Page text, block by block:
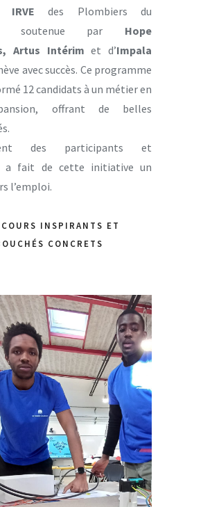
IRVE des Plombiers du
soutenue par Hope
, Artus Intérim et d’Impala
avec succès. Ce programme
12 candidats à un métier en
offrant de belles
des participants et
a fait de cette initiative un
l’emploi.
INSPIRANTS ET
CONCRETS